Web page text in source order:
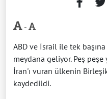
-
ABD ve İsrail ile tek
meydana geliyor. Peş
İran'ı vuran ülkenin
kaydedildi.